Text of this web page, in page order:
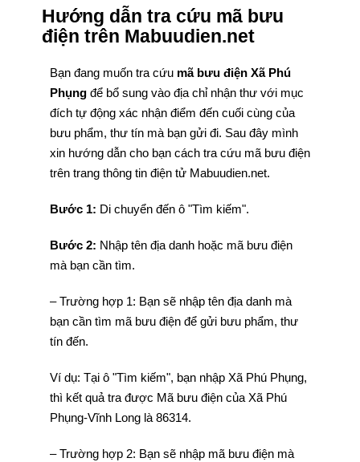
Hướng dẫn tra cứu mã bưu
điện trên Mabuudien.net
Bạn đang muốn tra cứu mã bưu điện Xã Phú
Phụng để bổ sung vào địa chỉ nhận thư với mục
đích tự động xác nhận điểm đến cuối cùng của
bưu phẩm, thư tín mà bạn gửi đi. Sau đây mình
xin hướng dẫn cho bạn cách tra cứu mã bưu điện
trên trang thông tin điện tử Mabuudien.net.
Bước 1: Di chuyển đến ô "Tìm kiếm".
Bước 2: Nhập tên địa danh hoặc mã bưu điện
mà bạn cần tìm.
– Trường hợp 1: Bạn sẽ nhập tên địa danh mà
bạn cần tìm mã bưu điện để gửi bưu phẩm, thư
tín đến.
Ví dụ: Tại ô "Tìm kiếm", bạn nhập Xã Phú Phụng,
thì kết quả tra được Mã bưu điện của Xã Phú
Phụng-Vĩnh Long là 86314.
– Trường hợp 2: Bạn sẽ nhập mã bưu điện mà